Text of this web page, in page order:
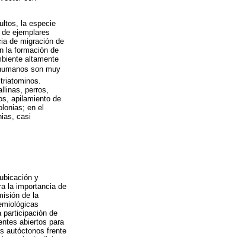
la especie
ejemplares
de migración de
la formación de
altamente
son muy
perros,
apilamiento de
en el
casi
y
la importancia de
de la
participación de
abiertos para
autóctonos frente